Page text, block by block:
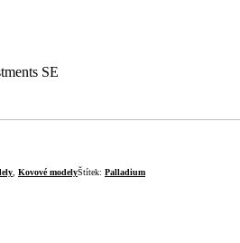
SE
, Kovové modelyŠtítek: Palladium